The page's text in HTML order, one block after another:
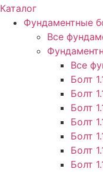
Каталог
Фундаментные
Все
Все
Болт
Болт
Болт
Болт
Болт
Болт
Болт